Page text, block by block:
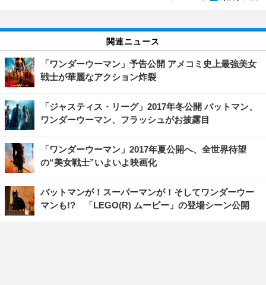
関連ニュース
「ワンダーウーマン」予告公開 アメコミ史上最強美女
戦士が華麗なアクション炸裂
「ジャスティス・リーグ」2017年冬公開 バットマン、
ワンダーウーマン、フラッシュがお披露目
「ワンダーウーマン」2017年夏公開へ、全世界待望
の“美女戦士”いよいよ映画化
バットマンが！スーパーマンが！そしてワンダーウー
マンも!? 「LEGO(R) ムービー」の登場シーン公開